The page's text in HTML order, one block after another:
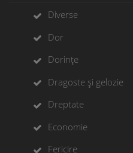
Diverse
Dor
Dorințe
Dragoste și gelozie
Dreptate
Economie
Fericire